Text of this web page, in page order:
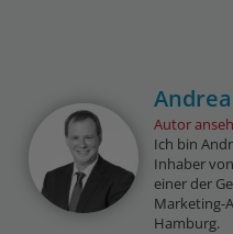
Autor
Ich bin
Inhaber
einer der
Marketing-
Hamburg.